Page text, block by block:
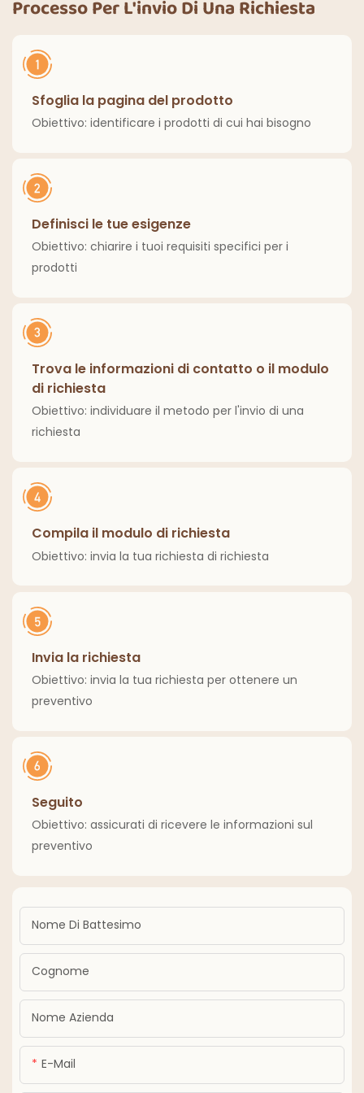
classiche per interni
Processo Per L'invio Di Una Richiesta
Sfoglia la pagina del prodotto
Obiettivo: identificare i prodotti di cui hai bisogno
Definisci le tue esigenze
Obiettivo: chiarire i tuoi requisiti specifici per i
prodotti
Trova le informazioni di contatto o il modulo
di richiesta
Obiettivo: individuare il metodo per l'invio di una
richiesta
Compila il modulo di richiesta
Obiettivo: invia la tua richiesta di richiesta
Invia la richiesta
Obiettivo: invia la tua richiesta per ottenere un
preventivo
Seguito
Obiettivo: assicurati di ricevere le informazioni sul
preventivo
Nome Di Battesimo
Cognome
Nome Azienda
E-Mail